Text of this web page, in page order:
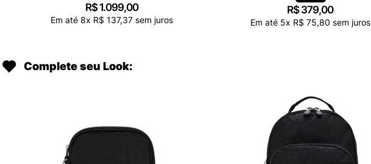
R$ 1.099,00
Em até 8x R$ 137,37sem juros
R$ 379,00
Em até 5x R$ 75,80 sem juros
Complete seu Look: